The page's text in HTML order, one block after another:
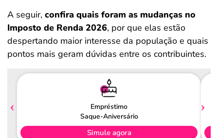
A seguir, confira quais foram as mudanças no
Imposto de Renda 2026, por que elas estão
despertando maior interesse da população e quais
pontos mais geram dúvidas entre os contribuintes.
Empréstimo
Saque-Aniversário
Simule agora